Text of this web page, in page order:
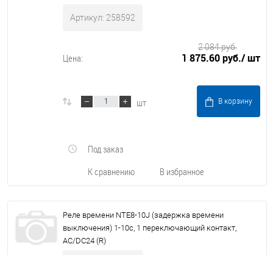
Артикул: 258592
Цена: 1 875.60 руб./ шт
2 084 руб.
шт В корзину
К сравнению В избранное
Под заказ
Реле времени NTE8-10J (задержка времени
выключения) 1-10с, 1 переключающий контакт,
AC/DC24 (R)